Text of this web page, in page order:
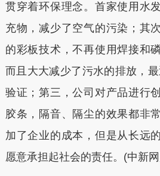
贯穿着环保理念。首家使用水
充物，减少了空气的污染；其
的彩板技术，不再使用焊接和
而且大大减少了污水的排放，
验证；第三，公司对产品进行
胶条，隔音、隔尘的效果都非
加了企业的成本，但是从长远
愿意承担起社会的责任。(中新